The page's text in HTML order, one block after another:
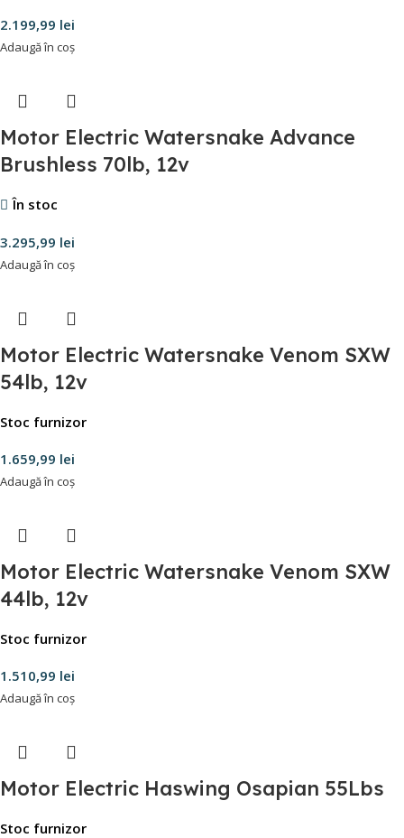
2.199,99 lei
Adaugă în coș
Motor Electric Watersnake Advance
Brushless 70lb, 12v
În stoc
3.295,99 lei
Adaugă în coș
Motor Electric Watersnake Venom SXW
54lb, 12v
Stoc furnizor
1.659,99 lei
Adaugă în coș
Motor Electric Watersnake Venom SXW
44lb, 12v
Stoc furnizor
1.510,99 lei
Adaugă în coș
Motor Electric Haswing Osapian 55Lbs
Stoc furnizor